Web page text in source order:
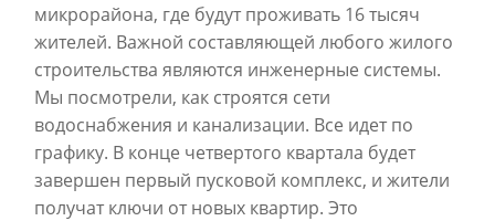
микрорайона, где будут проживать 16 тысяч
жителей. Важной составляющей любого жилого
строительства являются инженерные системы.
Мы посмотрели, как строятся сети
водоснабжения и канализации. Все идет по
графику. В конце четвертого квартала будет
завершен первый пусковой комплекс, и жители
получат ключи от новых квартир. Это